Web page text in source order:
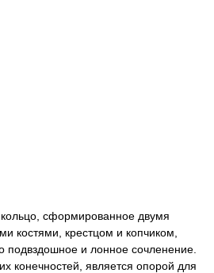
сформированное двумя
костями, крестцом и копчиком,
подвздошное и лонное сочленение.
конечностей, является опорой для